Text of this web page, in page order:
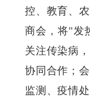
控、教育、
商会，将"发
关注传染病
协同合作；
监测、疫情